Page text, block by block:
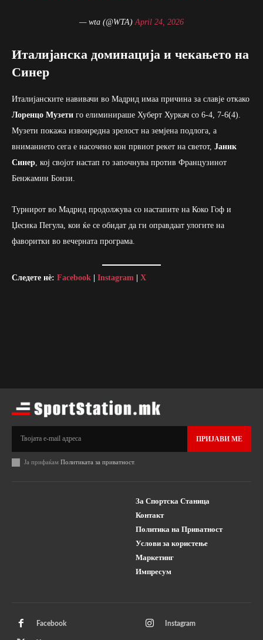
— wta (@WTA) April 24, 2026
Италијанска доминација и чекањето на
Синер
Италијанските навивачи во Мадрид имаа причина за славје откако
Лоренцо Музети го елиминираше Хуберт Хуркач со 6-4, 7-6(4).
Музети покажа извонредна зрелост на земјена подлога, а
вниманието сега е насочено кон првиот рекет на светот, Јаник
Синер , кој својот настап го започнува против Французинот
Бенжамин Бонзи.
Турнирот во Мадрид продолжува со настапите на Коко Гоф и
Џесика Пегула, кои ќе се обидат да ги оправдаат улогите на
фаворитки во вечерната програма.
Следете нè: Facebook | Instagram | X
ПРИЈАВИ МЕ
Ја прифаќам Политиката за приватност.
За Спортска Станица
Контакт
Политика на Приватност
Услови за користење
Маркетинг
Импресум
Facebook Instagram